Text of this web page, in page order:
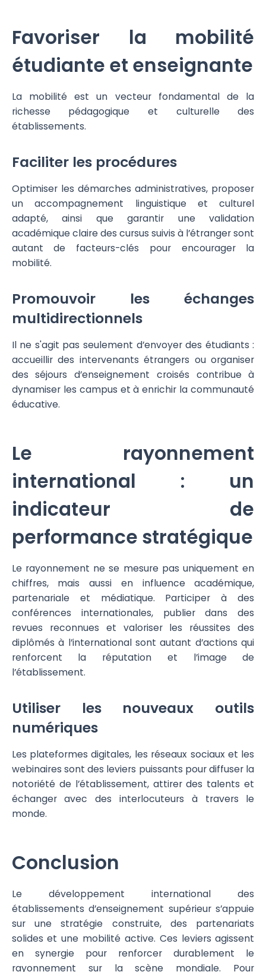
Favoriser la mobilité
étudiante et enseignante
La mobilité est un vecteur fondamental de la
richesse pédagogique et culturelle des
établissements.
Faciliter les procédures
Optimiser les démarches administratives, proposer
un accompagnement linguistique et culturel
adapté, ainsi que garantir une validation
académique claire des cursus suivis à l’étranger sont
autant de facteurs-clés pour encourager la
mobilité.
Promouvoir les échanges
multidirectionnels
Il ne s'agit pas seulement d’envoyer des étudiants :
accueillir des intervenants étrangers ou organiser
des séjours d’enseignement croisés contribue à
dynamiser les campus et à enrichir la communauté
éducative.
Le rayonnement
international : un
indicateur de
performance stratégique
Le rayonnement ne se mesure pas uniquement en
chiffres, mais aussi en influence académique,
partenariale et médiatique. Participer à des
conférences internationales, publier dans des
revues reconnues et valoriser les réussites des
diplômés à l’international sont autant d’actions qui
renforcent la réputation et l’image de
l’établissement.
Utiliser les nouveaux outils
numériques
Les plateformes digitales, les réseaux sociaux et les
webinaires sont des leviers puissants pour diffuser la
notoriété de l’établissement, attirer des talents et
échanger avec des interlocuteurs à travers le
monde.
Conclusion
Le développement international des
établissements d’enseignement supérieur s’appuie
sur une stratégie construite, des partenariats
solides et une mobilité active. Ces leviers agissent
en synergie pour renforcer durablement le
rayonnement sur la scène mondiale. Pour